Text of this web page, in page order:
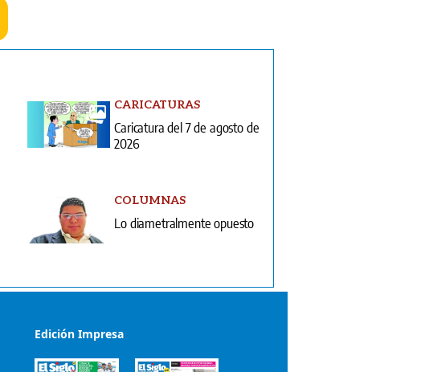
CARICATURAS
Caricatura del 7 de agosto de
2026
COLUMNAS
Lo diametralmente opuesto
Edición Impresa